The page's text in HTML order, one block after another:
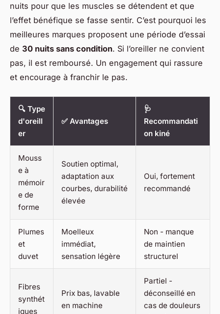
nuits pour que les muscles se détendent et que
l’effet bénéfique se fasse sentir. C’est pourquoi les
meilleures marques proposent une période d’essai
de 30 nuits sans condition. Si l’oreiller ne convient
pas, il est remboursé. Un engagement qui rassure
et encourage à franchir le pas.
🔍 Type
d'oreill
er
✅ Avantages
🩺
Recommandati
on kiné
Mouss
e à
mémoir
e de
forme
Soutien optimal,
adaptation aux
courbes, durabilité
élevée
Oui, fortement
recommandé
Plumes
et
duvet
Moelleux
immédiat,
sensation légère
Non - manque
de maintien
structurel
Fibres
synthét
iques
Prix bas, lavable
en machine
Partiel -
déconseillé en
cas de douleurs